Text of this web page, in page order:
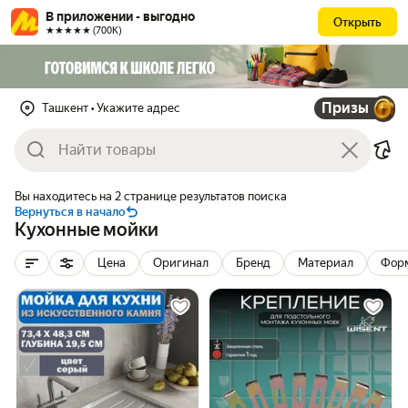
В приложении - выгодно
★★★★★ (700К)
Открыть
Ташкент • Укажите адрес Призы
Вы находитесь на 2 странице результатов поиска
Вернуться в начало
Кухонные мойки
Цена Оригинал Бренд Материал